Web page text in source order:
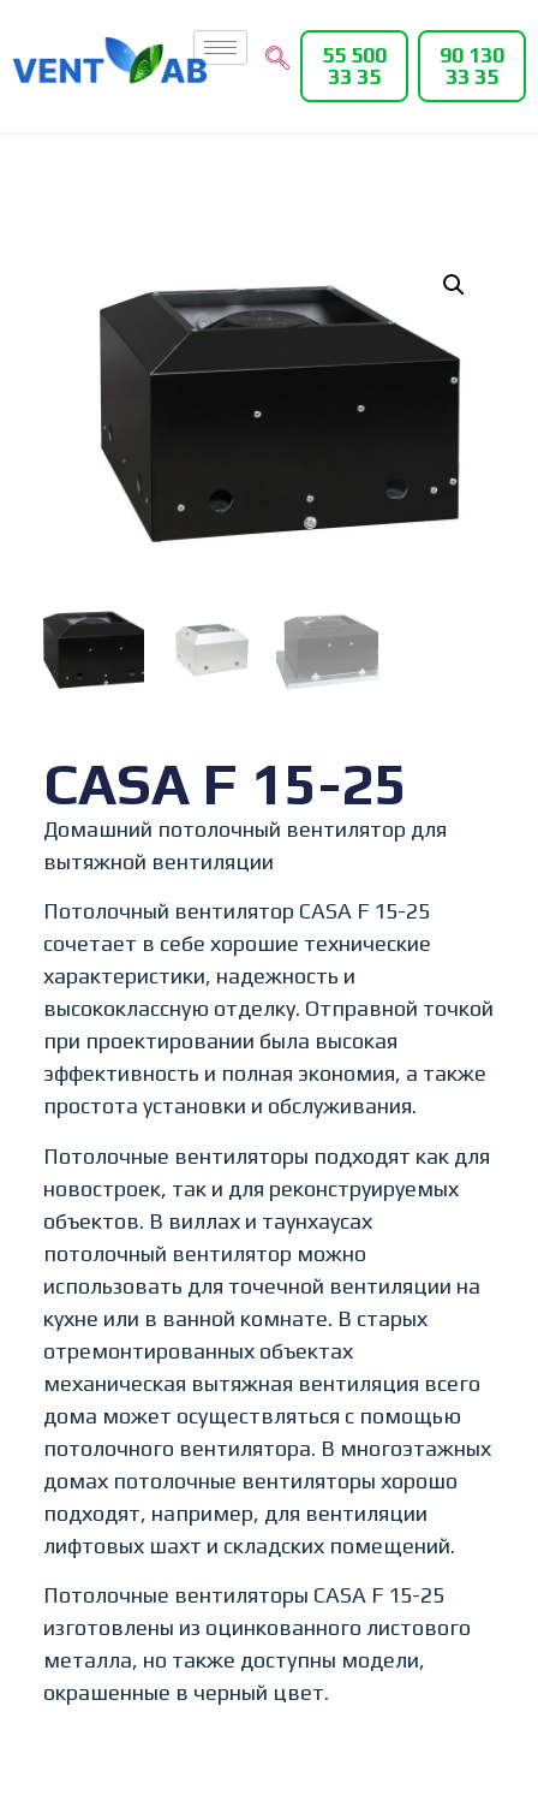
55 500
33 35
90 130
33 35
CASA F 15-25
Домашний потолочный вентилятор для
вытяжной вентиляции
Потолочный вентилятор CASA F 15-25
сочетает в себе хорошие технические
характеристики, надежность и
высококлассную отделку. Отправной точкой
при проектировании была высокая
эффективность и полная экономия, а также
простота установки и обслуживания.
Потолочные вентиляторы подходят как для
новостроек, так и для реконструируемых
объектов. В виллах и таунхаусах
потолочный вентилятор можно
использовать для точечной вентиляции на
кухне или в ванной комнате. В старых
отремонтированных объектах
механическая вытяжная вентиляция всего
дома может осуществляться с помощью
потолочного вентилятора. В многоэтажных
домах потолочные вентиляторы хорошо
подходят, например, для вентиляции
лифтовых шахт и складских помещений.
Потолочные вентиляторы CASA F 15-25
изготовлены из оцинкованного листового
металла, но также доступны модели,
окрашенные в черный цвет.